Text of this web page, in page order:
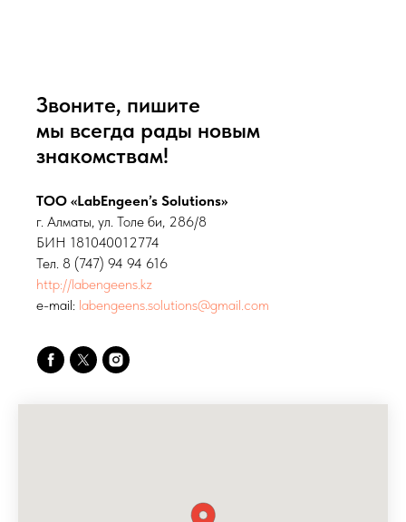
Звоните, пишите
мы всегда рады новым
знакомствам!
ТОО «LabEngeen’s Solutions»
г. Алматы, ул. Толе би, 286/8
БИН 181040012774
Тел. 8 (747) 94 94 616
http://labengeens.kz
e-mail: labengeens.solutions@gmail.com